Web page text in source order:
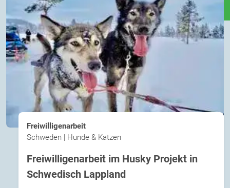
Freiwilligenarbeit
Schweden | Hunde & Katzen
Freiwilligenarbeit im Husky Projekt in
Schwedisch Lappland